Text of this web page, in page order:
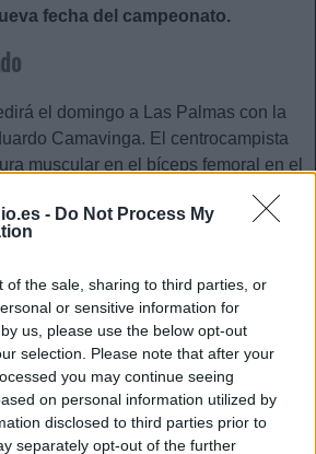
- Do Not Process My
of the sale, sharing to third parties, or
or sensitive information for
us, please use the below opt-out
selection. Please note that after your
you may continue seeing
on personal information utilized by
disclosed to third parties prior to
separately opt-out of the further
fecha del campeonato.
el domingo a Las Palmas con la
Camavinga. El centrocampista
muscular en el bíceps femoral en el
el Celta y estará de baja 3-4 semanas.
en la rodilla
Supercopa de España dejó un
el mediocentro Manu Morlanes. El
una lesión en el ligamento lateral
estar de baja entre 6 y 8
lesionados